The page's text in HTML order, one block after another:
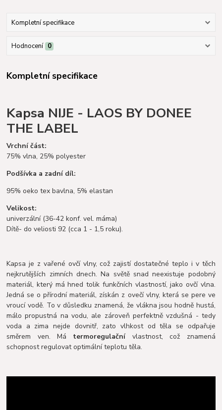
Kompletní specifikace
Hodnocení 0
Kompletní specifikace
Kapsa NIJE - LAOS BY DONEE
THE LABEL
Vrchní část:
75% vlna, 25% polyester
Podšívka a zadní díl:
95% oeko tex bavlna, 5% elastan
Velikost:
univerzální (36-42 konf. vel. máma)
Dítě- do veliosti 92 (cca 1 - 1,5 roku).
Kapsa je z vařené ovčí vlny, což zajistí dostatečné teplo i v těch
nejkrutějších zimních dnech. Na světě snad neexistuje podobný
materiál, který má hned tolik funkčních vlastností, jako ovčí vlna.
Jedná se o přírodní materiál, získán z ovečí vlny, která se pere ve
vroucí vodě. To v důsledku znamená, že vlákna jsou hodně hustá,
málo propustná na vodu, ale zároveň perfektně vzdušná - tedy
voda a zima nejde dovnitř, zato vlhkost od těla se odpařuje
směrem ven. Má termoregulačnívlastnost, což znamená
schopnost regulovat optimální teplotu těla.